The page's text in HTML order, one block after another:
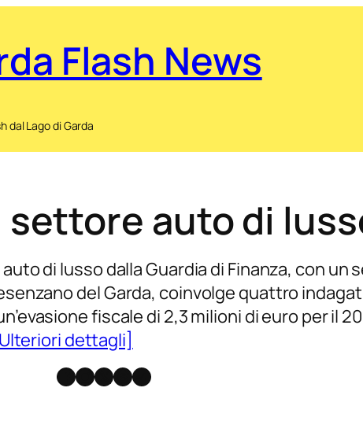
Flash News
dal Lago di Garda
auto di
di lusso dalla Guardia di Finanza, con un
del Garda, coinvolge quattro
fiscale di 2,3 milioni di euro per il
dettagli]
Facebook
Instagram
X Threads
Telegram